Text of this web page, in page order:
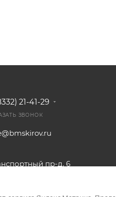
21-41-29
ЗВОНОК
пр-д, 6